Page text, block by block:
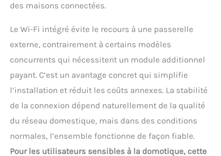
des maisons connectées.
Le Wi-Fi intégré évite le recours à une passerelle
externe, contrairement à certains modèles
concurrents qui nécessitent un module additionnel
payant. C’est un avantage concret qui simplifie
l’installation et réduit les coûts annexes. La stabilité
de la connexion dépend naturellement de la qualité
du réseau domestique, mais dans des conditions
normales, l’ensemble fonctionne de façon fiable.
Pour les utilisateurs sensibles à la domotique, cette